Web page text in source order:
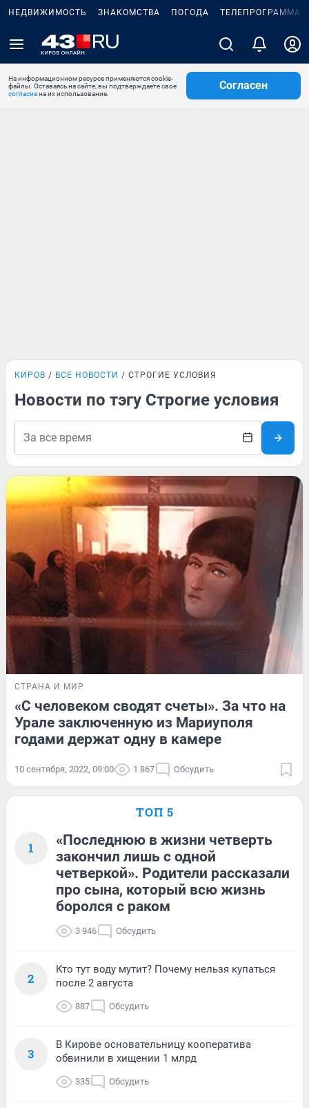
НЕДВИЖИМОСТЬ ЗНАКОМСТВА ПОГОДА ТЕЛЕПРОГРАММА
На информационном ресурсе применяются cookie-
файлы. Оставаясь на сайте, вы подтверждаете свое
согласиена их использование.
Согласен
КИРОВ ВСЕ НОВОСТИ СТРОГИЕ УСЛОВИЯ
Новости по тэгу Строгие условия
СТРАНА И МИР
«С человеком сводят счеты». За что на
Урале заключенную из Мариуполя
годами держат одну в камере
10 сентября, 2022, 09:00 1 867 Обсудить
ТОП 5
1
«Последнюю в жизни четверть
закончил лишь с одной
четверкой». Родители рассказали
про сына, который всю жизнь
боролся с раком
3 946 Обсудить
2
Кто тут воду мутит? Почему нельзя купаться
после 2 августа
887 Обсудить
3
В Кирове основательницу кооператива
обвинили в хищении 1 млрд
335 Обсудить